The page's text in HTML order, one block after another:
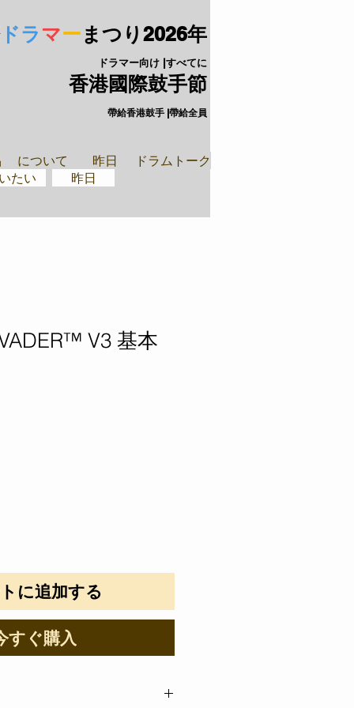
ドラ マーまつり 2026年
ドラマー向け |すべてに
香港國際鼓手節
帶給香港鼓手 |帶給全員
たい 昨日
裝備 閉ざされた
について 昨日 ドラムトーク
V3 基本
に追加する
すぐ購入